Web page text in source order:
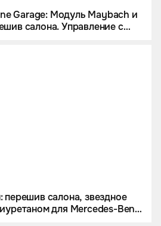
Garage: Модуль Maybach и
салона. Управление с
перешив салона, звездное
для Mercedes-Benz